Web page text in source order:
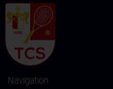
Navigation